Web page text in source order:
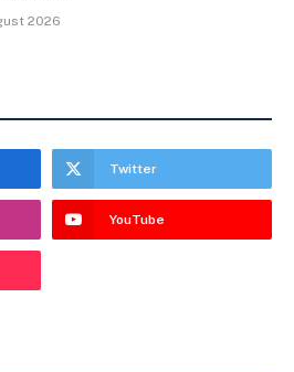
2026
Twitter
YouTube